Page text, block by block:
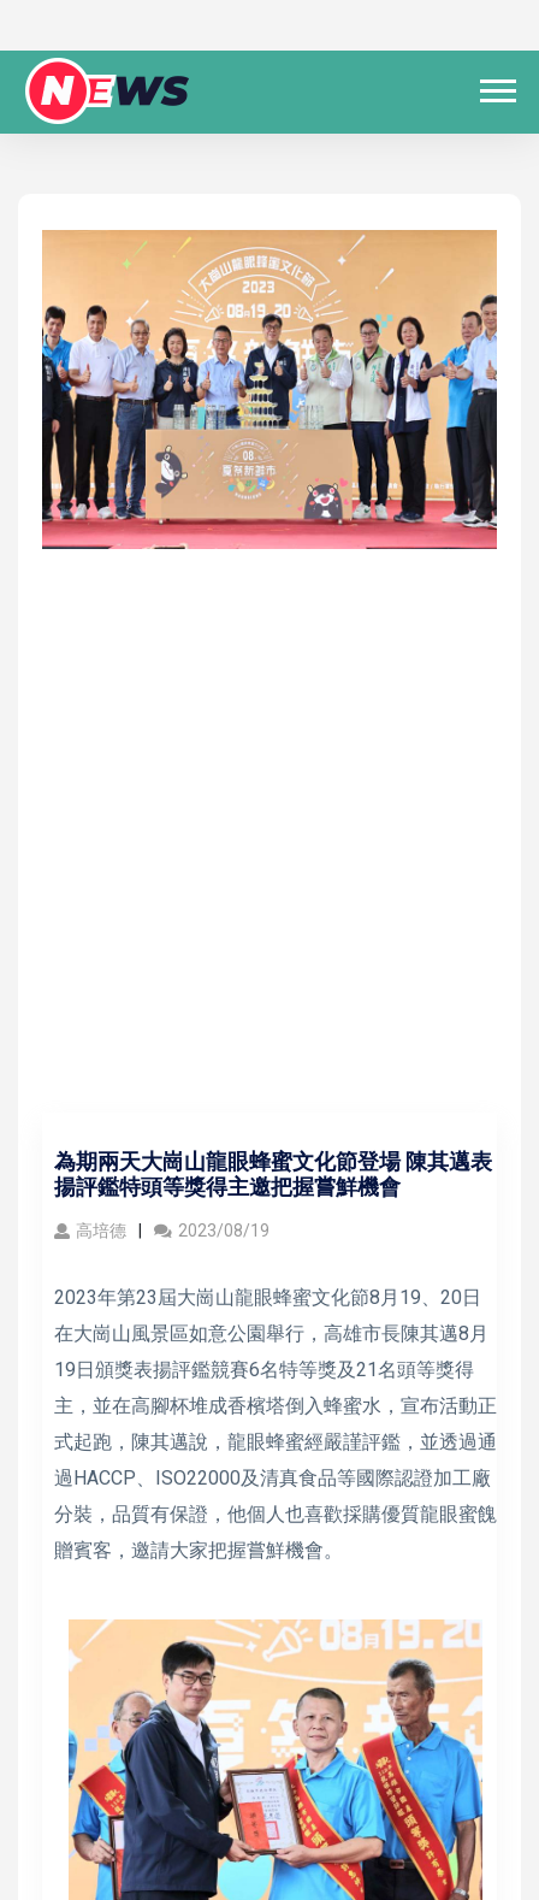
為期兩天大崗山龍眼蜂蜜文化節登場 陳其邁表
揚評鑑特頭等獎得主邀把握嘗鮮機會
高培德 2023/08/19
2023年第23屆大崗山龍眼蜂蜜文化節8月19、20日
在大崗山風景區如意公園舉行，高雄市長陳其邁8月
19日頒獎表揚評鑑競賽6名特等獎及21名頭等獎得
主，並在高腳杯堆成香檳塔倒入蜂蜜水，宣布活動正
式起跑，陳其邁說，龍眼蜂蜜經嚴謹評鑑，並透過通
過HACCP、ISO22000及清真食品等國際認證加工廠
分裝，品質有保證，他個人也喜歡採購優質龍眼蜜餽
贈賓客，邀請大家把握嘗鮮機會。